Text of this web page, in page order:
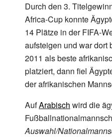
Durch den 3.
Africa-Cup konnte
14 Plätze in der FIFA-
aufsteigen und war dort
2011 als beste
platziert, dann fiel
der afrikanischen
AufArabisch wird die
Auswahl/